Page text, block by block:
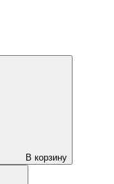
В корзину